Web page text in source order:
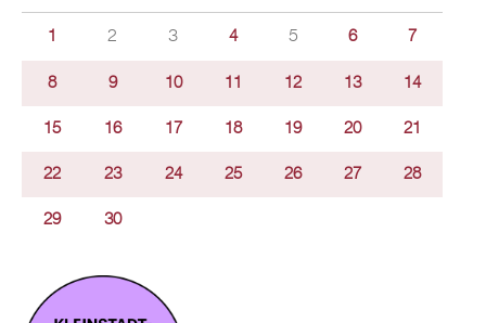
1 2 3 4 5 6 7
8 9 10 11 12 13 14
15 16 17 18 19 20 21
22 23 24 25 26 27 28
29 30